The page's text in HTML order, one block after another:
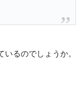
るのでしょうか。